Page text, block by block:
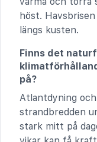
höst.
längs kusten.
Finns det
på?
Atlantdyning
strandbredden
stark mitt på